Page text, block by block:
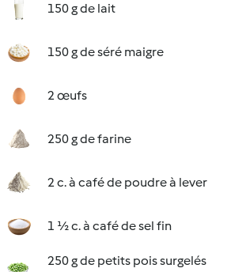
150 g de lait
150 g de séré maigre
2 œufs
250 g de farine
2 c. à café de poudre à lever
1 ½ c. à café de sel fin
250 g de petits pois surgelés